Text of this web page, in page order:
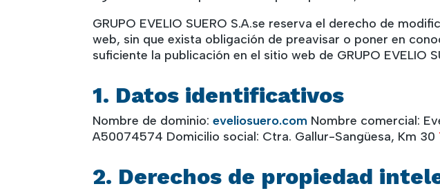
GRUPO EVELIO SUERO S.A.se reserva el derecho de
web, sin que exista obligación de preavisar o poner en
suficiente la publicación en el sitio web de GRUPO EVELIO
1. Datos identificativos
Nombre de dominio:eveliosuero.com Nombre comercial:
A50074574 Domicilio social: Ctra. Gallur-Sangüesa, Km 30
2. Derechos de propiedad